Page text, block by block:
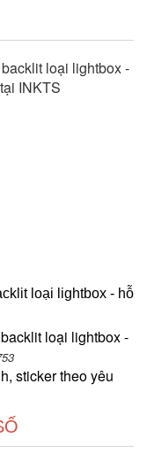
loại lightbox - hỗ
loại lightbox -
sticker theo yêu